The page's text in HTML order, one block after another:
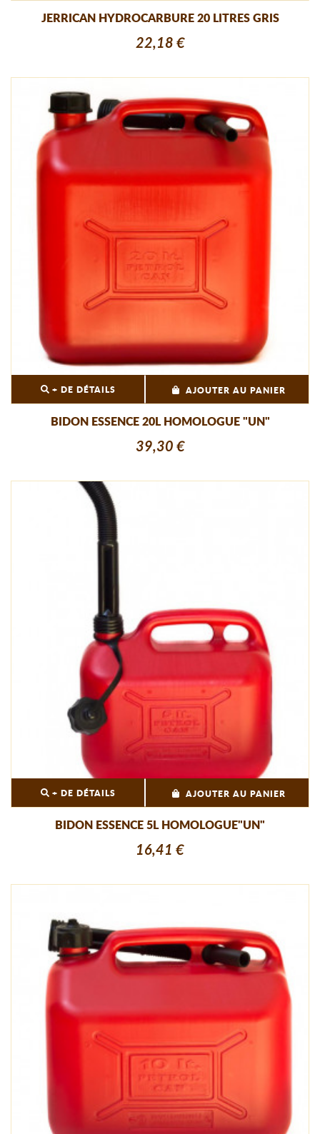
JERRICAN HYDROCARBURE 20 LITRES GRIS
22,18 €
+ DE DÉTAILS AJOUTER AU PANIER
BIDON ESSENCE 20L HOMOLOGUE "UN"
39,30 €
+ DE DÉTAILS AJOUTER AU PANIER
BIDON ESSENCE 5L HOMOLOGUE"UN"
16,41 €